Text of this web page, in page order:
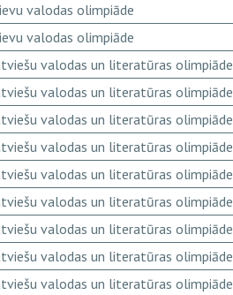
valodas olimpiāde
valodas olimpiāde
valodas un literatūras olimpiāde
valodas un literatūras olimpiāde
valodas un literatūras olimpiāde
valodas un literatūras olimpiāde
valodas un literatūras olimpiāde
valodas un literatūras olimpiāde
valodas un literatūras olimpiāde
valodas un literatūras olimpiāde
valodas un literatūras olimpiāde